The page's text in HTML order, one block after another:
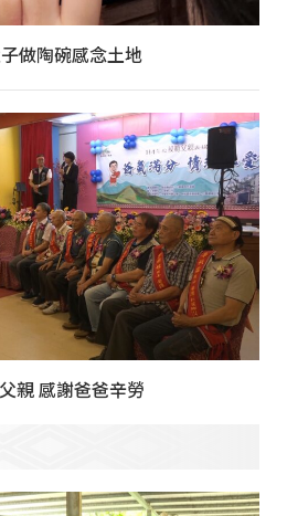
做陶碗感念土地
親 感謝爸爸辛勞